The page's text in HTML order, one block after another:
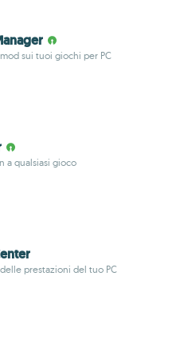
sui tuoi giochi per PC
a qualsiasi gioco
prestazioni del tuo PC